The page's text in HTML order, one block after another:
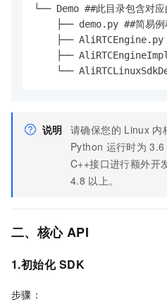
└── Demo ##此目录包含对
├── demo.py ##简易例
    ├── AliRTCEngine.py
├──
└──
说明 请确保您的 Linux 内
Python 运行时为 3.6
C++接口进行额外开
4.8 以上。
二、核心 API
1.初始化 SDK
步骤：